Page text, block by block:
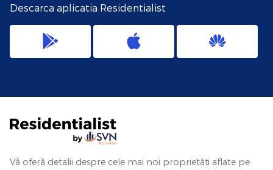
Descarca aplicatia Residentialist
Vă oferă detalii despre cele mai noi proprietăți aflate pe